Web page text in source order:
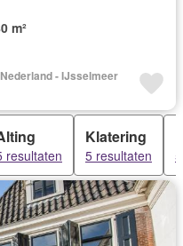
m²
- IJsselmeer
resultaten
Klatering
5 resultaten